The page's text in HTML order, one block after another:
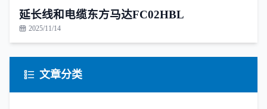
延长线和电缆东方马达FC02HBL
2025/11/14
文章分类